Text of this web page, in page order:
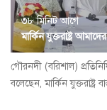
৩৮ মিনিট আগে
মার্কিন যুক্তরাষ্ট্র
গৌরনদী (বরিশাল)
বলেছেন, মার্কিন